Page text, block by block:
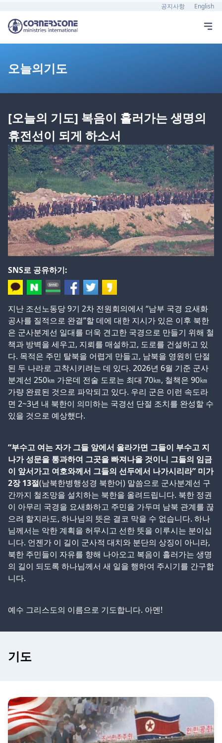
공지사항 English
오늘의기도
[오늘의 기도] 복음이 흘러가는 생명의
휴전선이 되게 하소서
SNS로 공유하기:
지난 조선노동당 9기 2차 전원회의에서 “남부 국경 요새화
공사를 질적으로 완결”할 데에 대한 지시가 있은 이후 북한
은 군사분계선 일대를 더욱 견고한 국경으로 만들기 위해 철
책과 방벽을 세우고, 지뢰를 매설하고, 도로를 건설하고 있
다. 목적은 주민 탈북을 어렵게 만들고, 남북을 영원히 단절
된 두 나라로 고착시키려는 데 있다. 2026년 6월 기준 군사
분계선 250㎞ 가운데 전술 도로는 최대 70㎞, 철책은 90㎞
가량 완료된 것으로 파악되고 있다. 우리 군은 이런 속도라
면 2~3년 내 북한이 의미하는 국경선 단절 조치를 완성할 수
있을 것으로 예상했다.
“부수고 여는 자가 그들 앞에서 올라가면 그들이 부수고 지
나가 성문을 통과하여 그곳을 빠져나올 것이니 그들의 임금
이 앞서가고 여호와께서 그들의 선두에서 나가시리라” 미가
2장 13절(남북한병행성경 북한어) 말씀으로 군사분계선 구
간까지 철조망을 설치하는 북한을 올려드립니다. 북한 정권
이 아무리 국경을 요새화하고 주민을 가두며 남북 관계를 끊
으려 할지라도, 하나님의 뜻은 결코 막을 수 없습니다. 하나
님께서는 악한 계획을 허무시고 선한 뜻을 이루시는 분이십
니다. 언젠가 이 길이 군사적 대치와 분단의 상징이 아니라,
북한 주민들이 자유를 향해 나아오고 복음이 흘러가는 생명
의 길이 되도록 하나님께서 새 일을 행하여 주시기를 간구합
니다.
예수 그리스도의 이름으로 기도합니다. 아멘!
기도